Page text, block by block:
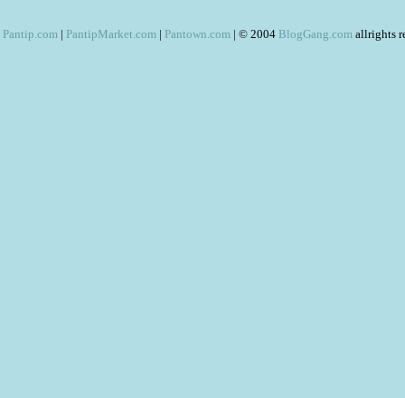
Pantip.com | PantipMarket.com | Pantown.com | © 2004 BlogGang.com allrights